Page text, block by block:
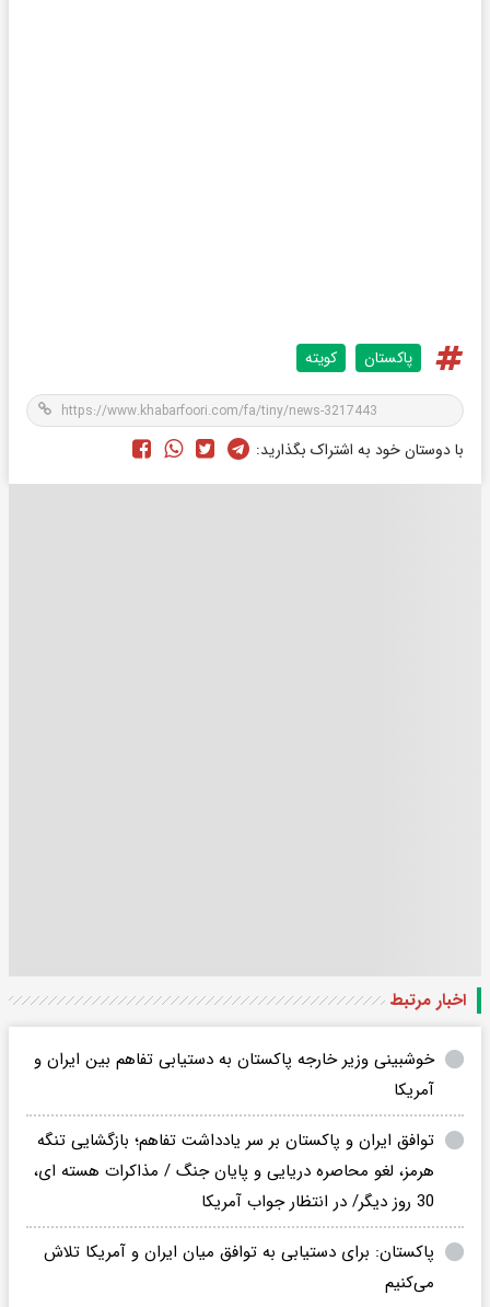
پاکستان کویته
با دوستان خود به اشتراک بگذارید:
اخبار مرتبط
خوشبینی وزیر خارجه پاکستان به دستیابی تفاهم بین ایران و
آمریکا
توافق ایران و پاکستان بر سر یادداشت تفاهم؛ بازگشایی تنگه
هرمز، لغو محاصره دریایی و پایان جنگ / مذاکرات هسته ای،
30 روز دیگر/ در انتظار جواب آمریکا
پاکستان: برای دستیابی به توافق میان ایران و آمریکا تلاش
می‌کنیم